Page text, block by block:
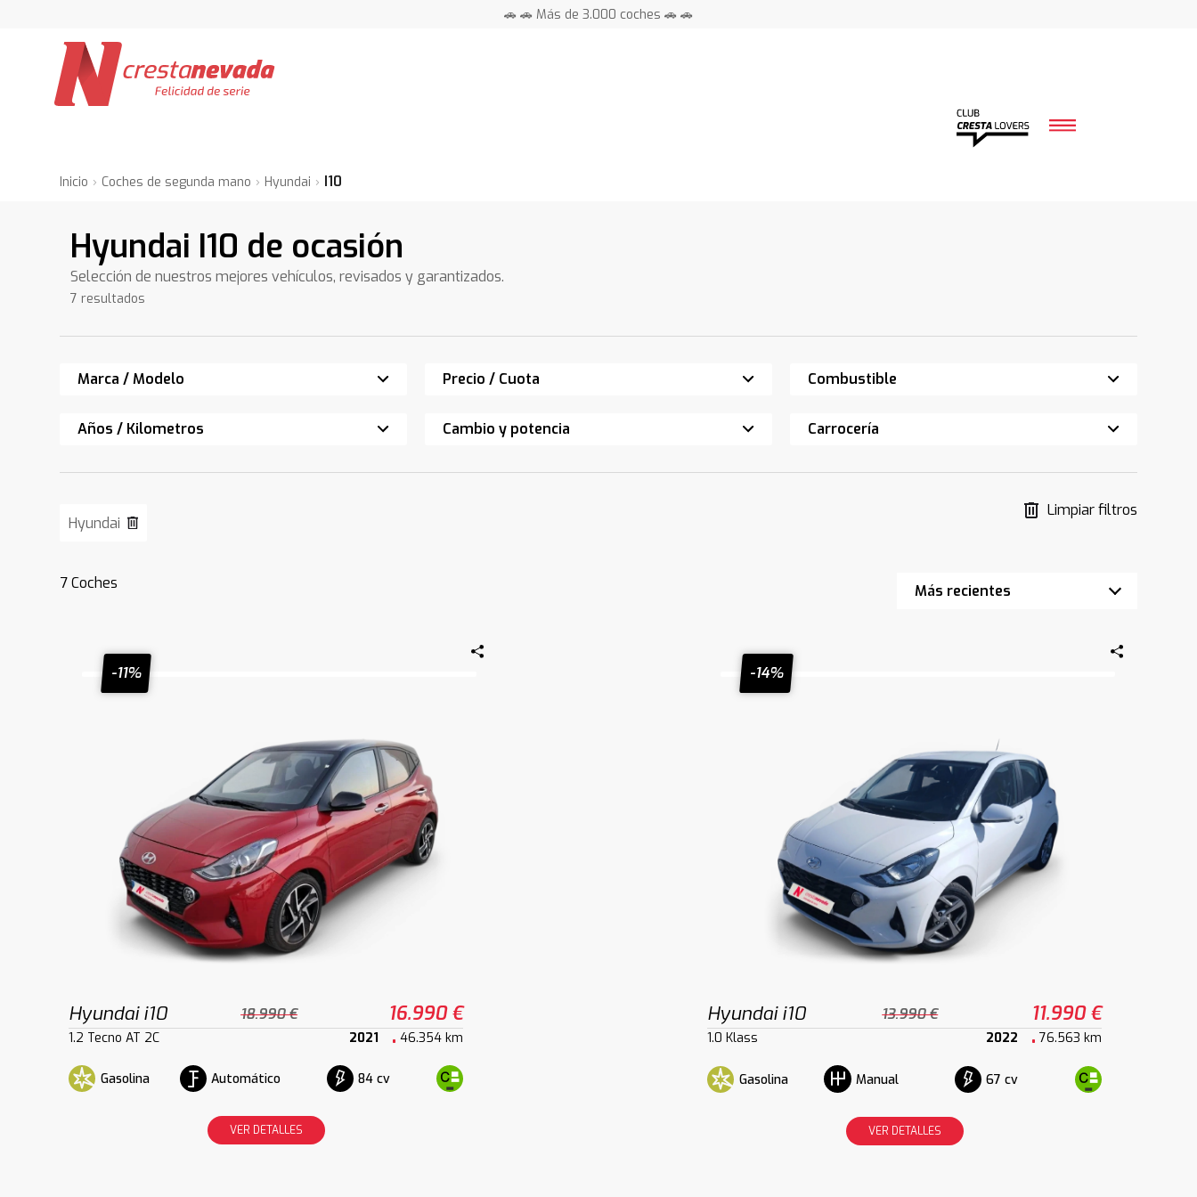
🚗 🚗 Más de 3.000 coches 🚗 🚗
Inicio Coches de segunda mano Hyundai I10
Hyundai I10 de ocasión
Selección de nuestros mejores vehículos, revisados y garantizados.
7 resultados
Marca / Modelo Precio / Cuota Combustible
Años / Kilometros Cambio y potencia Carrocería
Hyundai
Limpiar filtros
7Coches
-11%
Hyundai i10 18.990 € 16.990 €
1.2 Tecno AT 2C 2021 46.354 km
Gasolina Automático 84 cv
VER DETALLES
-14%
Hyundai i10 13.990 € 11.990 €
1.0 Klass 2022 76.563 km
Gasolina Manual 67 cv
VER DETALLES